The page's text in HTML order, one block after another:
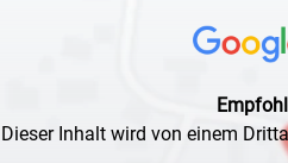
Dieser Inhalt wird von einem